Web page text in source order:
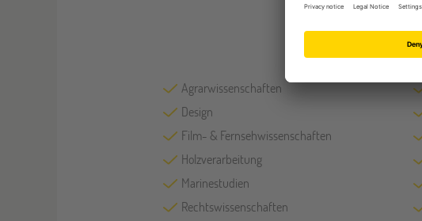
Agrarwissenschaften
Design
Film- & Fernsehwissenschaften
Holzverarbeitung
Marinestudien
Rechtswissenschaften